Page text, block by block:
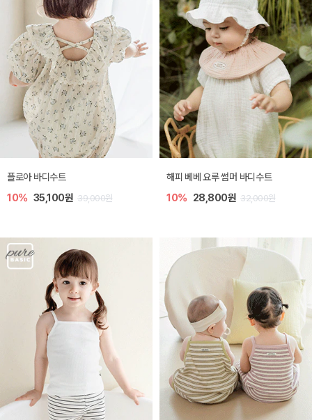
플로아 바디수트
10% 35,100원 39,000원
해피 베베 요루 썸머 바디수트
10% 28,800원 32,000원